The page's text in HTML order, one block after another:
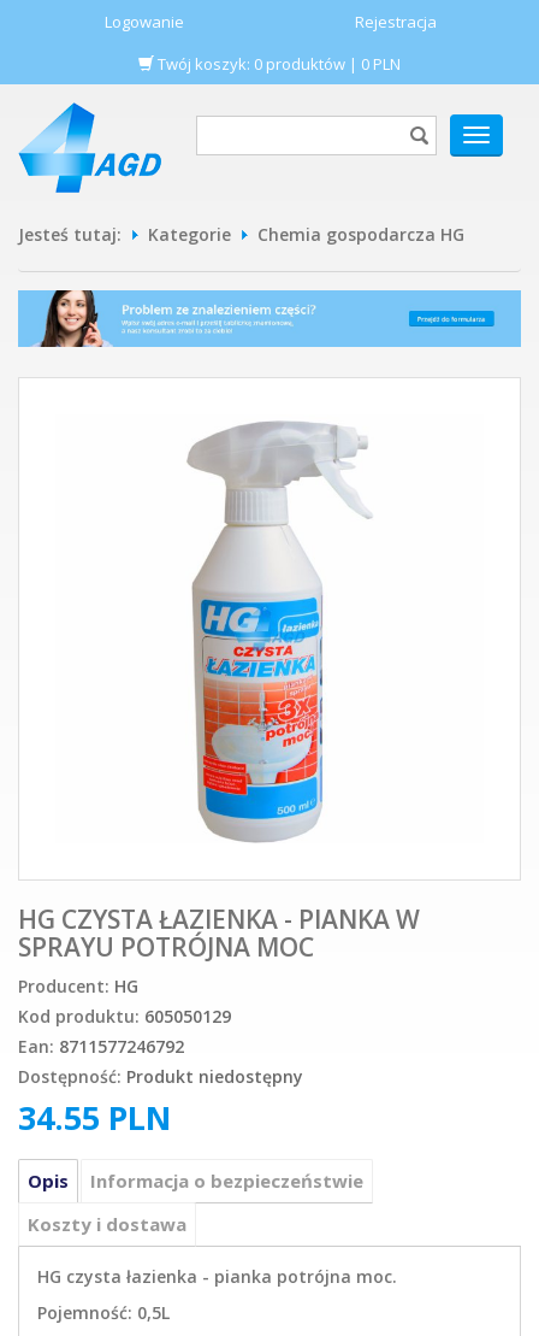
Logowanie
Rejestracja
Twój koszyk: 0 produktów | 0 PLN
POKAŻ
MENU
Jesteś tutaj: Kategorie Chemia gospodarcza HG
HG CZYSTA ŁAZIENKA - PIANKA W
SPRAYU POTRÓJNA MOC
Producent: HG
Kod produktu: 605050129
Ean: 8711577246792
Dostępność: Produkt niedostępny
34.55 PLN
Opis
Informacja o bezpieczeństwie
Koszty i dostawa
HG czysta łazienka - pianka potrójna moc.
Pojemność: 0,5L